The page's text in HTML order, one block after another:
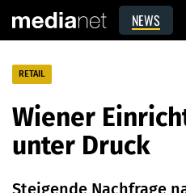
NEWS
RETAIL
Wiener
unter Druck
Steigende Nachfrage